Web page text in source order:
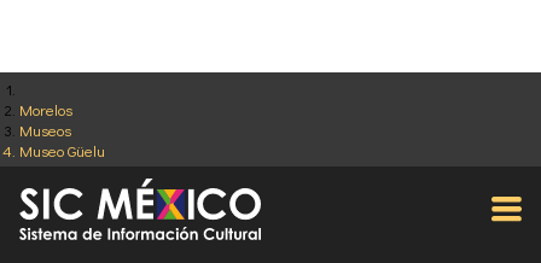
Morelos
Museos
Museo Güelu